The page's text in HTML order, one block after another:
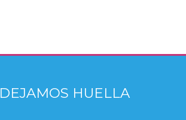
DEJAMOS HUELLA